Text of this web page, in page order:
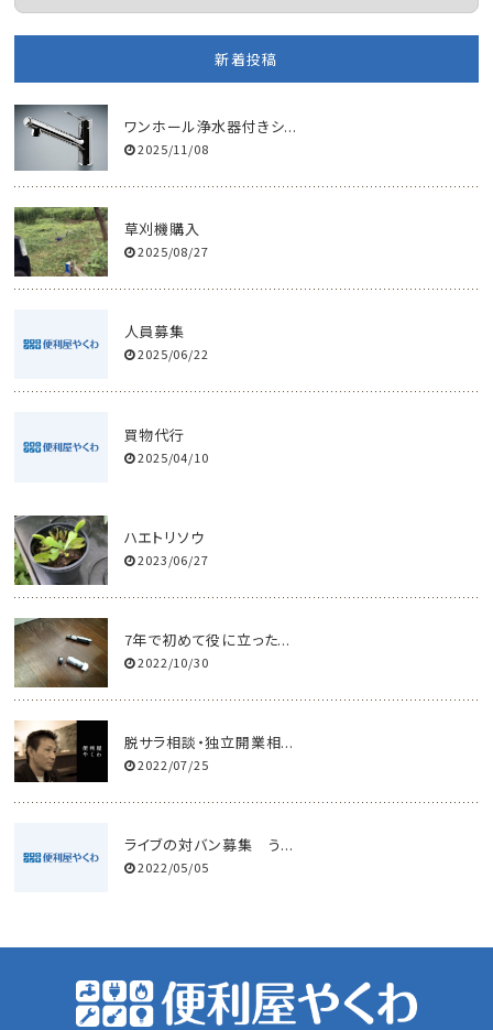
新着投稿
ワンホール浄水器付きシ...
2025/11/08
草刈機購入
2025/08/27
人員募集
2025/06/22
買物代行
2025/04/10
ハエトリソウ
2023/06/27
7年で初めて役に立った...
2022/10/30
脱サラ相談・独立開業相...
2022/07/25
ライブの対バン募集 う...
2022/05/05